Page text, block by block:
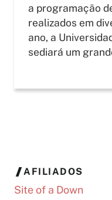
a programação
realizados em
ano, a
sediará um
AFILIADOS
Site of a Down